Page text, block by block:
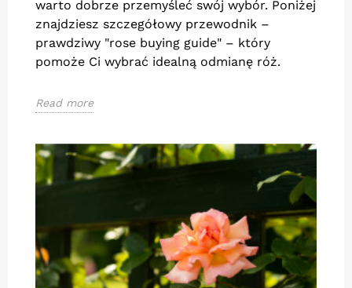
warto dobrze przemyśleć swój wybór. Poniżej
znajdziesz szczegółowy przewodnik –
prawdziwy "rose buying guide" – który
pomoże Ci wybrać idealną odmianę róż.
Read more